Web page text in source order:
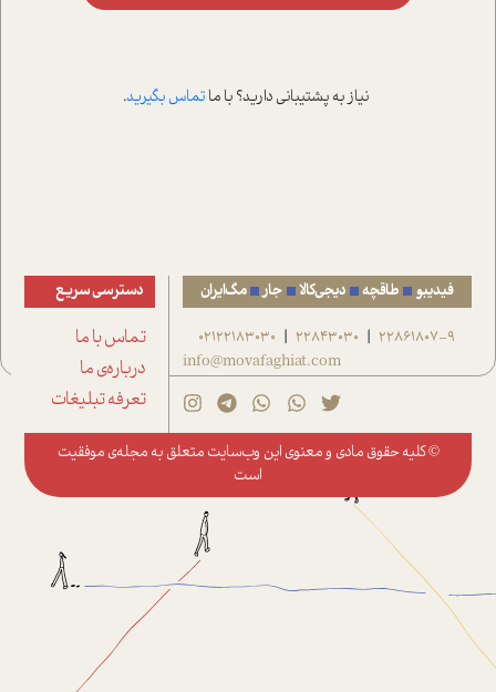
نیاز به پشتیبانی دارید؟ با ماتماس بگیرید.
فیدیبو طاقچه دیجی‌کالا جار مگ‌ایران
22861807-9
|
22843030
|
02122183030
info@movafaghiat.com
دسترسی سریع
تماس با ما
درباره‌ی ما
تعرفه تبلیغات
© کلیه حقوق مادی و معنوی این وب‌سایت متعلق به مجله‌ی موفقیت
است